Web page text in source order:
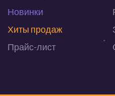
Новинки
Хиты продаж
Прайс-лист